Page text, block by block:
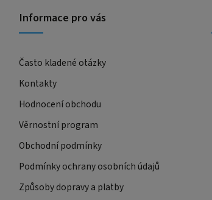
Informace pro vás
Často kladené otázky
Kontakty
Hodnocení obchodu
Věrnostní program
Obchodní podmínky
Podmínky ochrany osobních údajů
Způsoby dopravy a platby